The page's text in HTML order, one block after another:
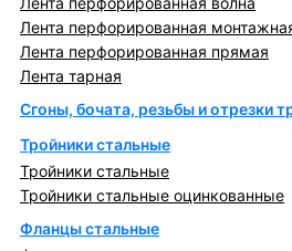
Лента перфорированная
Лента перфорированная прямая
Лента тарная
Сгоны, бочата, резьбы и отрезки
Тройники стальные
Тройники стальные
Тройники стальные оцинкованные
Фланцы стальные